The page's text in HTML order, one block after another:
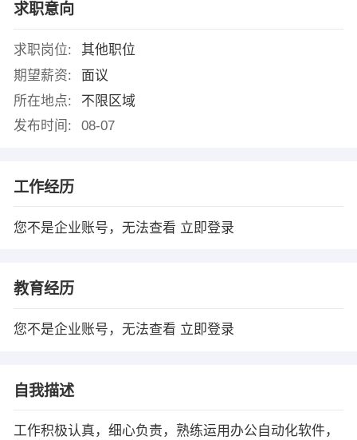
求职意向
求职岗位:
其他职位
期望薪资:
面议
所在地点:
不限区域
发布时间:
08-07
工作经历
您不是企业账号，无法查看 立即登录
教育经历
您不是企业账号，无法查看 立即登录
自我描述
工作积极认真，细心负责，熟练运用办公自动化软件，